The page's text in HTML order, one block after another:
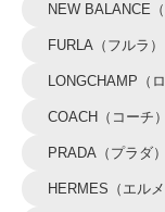
NEW BALANCE
FURLA（フルラ）
LONGCHAMP（
COACH（コーチ）
PRADA（プラダ）
HERMES（エルメ